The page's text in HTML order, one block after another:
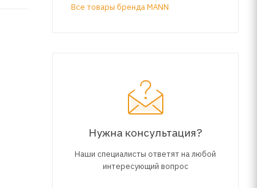
Все товары бренда MANN
Нужна консультация?
Наши специалисты ответят на любой
интересующий вопрос